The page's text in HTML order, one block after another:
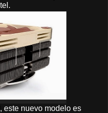
este nuevo modelo es